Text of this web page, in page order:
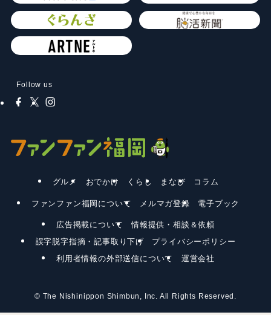
Follow us
グルメ おでかけ くらし まなび コラム
ファンファン福岡について メルマガ登録 電子ブック
広告掲載について
情報提供・相談＆依頼
誤字脱字指摘・記事取り下げ
プライバシーポリシー
利用者情報の外部送信について
運営会社
© The Nishinippon Shimbun, Inc. All Rights Reserved.